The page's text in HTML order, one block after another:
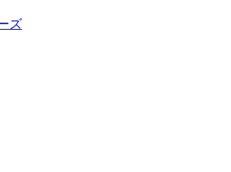
ズ